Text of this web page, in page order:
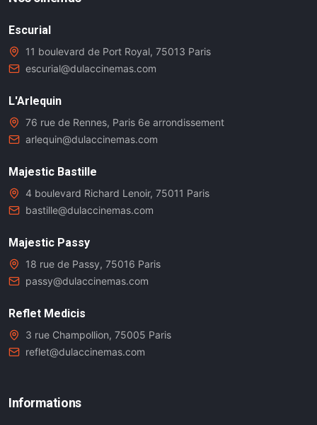
Escurial
11 boulevard de Port Royal, 75013 Paris
escurial@dulaccinemas.com
L'Arlequin
76 rue de Rennes, Paris 6e arrondissement
arlequin@dulaccinemas.com
Majestic Bastille
4 boulevard Richard Lenoir, 75011 Paris
bastille@dulaccinemas.com
Majestic Passy
18 rue de Passy, 75016 Paris
passy@dulaccinemas.com
Reflet Medicis
3 rue Champollion, 75005 Paris
reflet@dulaccinemas.com
Informations